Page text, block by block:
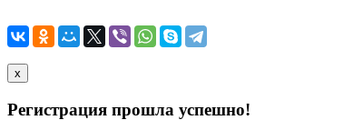
x
Регистрация прошла успешно!